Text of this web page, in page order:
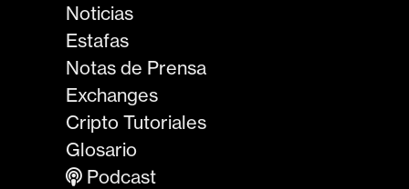
Noticias
Estafas
Notas de Prensa
Exchanges
Cripto Tutoriales
Glosario
Podcast